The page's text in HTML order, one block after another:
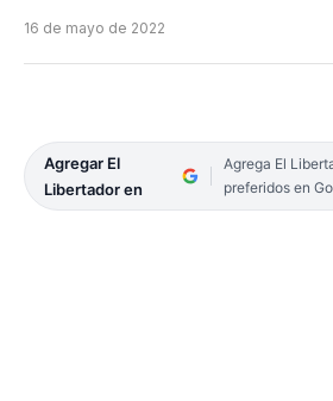
16 de mayo de 2022
Agregar El
Libertador en
Agrega El
preferidos en